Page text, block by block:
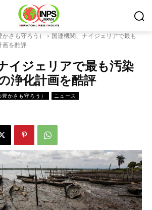
さも守ろう）
国連機関、ナイジェリアで最も
画を酷評
イジェリアで最も汚染
浄化計画を酷評
かさも守ろう） ニュース